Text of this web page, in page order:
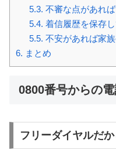
5.3. 不審な点があれ
5.4. 着信履歴を保存し
5.5. 不安があれば家
6. まとめ
0800番号からの
フリーダイヤルだ